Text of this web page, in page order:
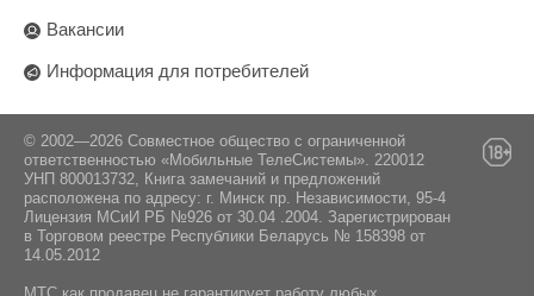
Вакансии
Информация для потребителей
© 2002—2026 Совместное общество с ограниченной
ответственностью «Мобильные ТелеСистемы». 220012
УНП 800013732, Книга замечаний и предложений
расположена по адресу: г. Минск пр. Независимости, 95-4
Лицензия МСиИ РБ №926 от 30.04 .2004. Зарегистрирован
в Торговом реестре Республики Беларусь № 158398 от
14.05.2012